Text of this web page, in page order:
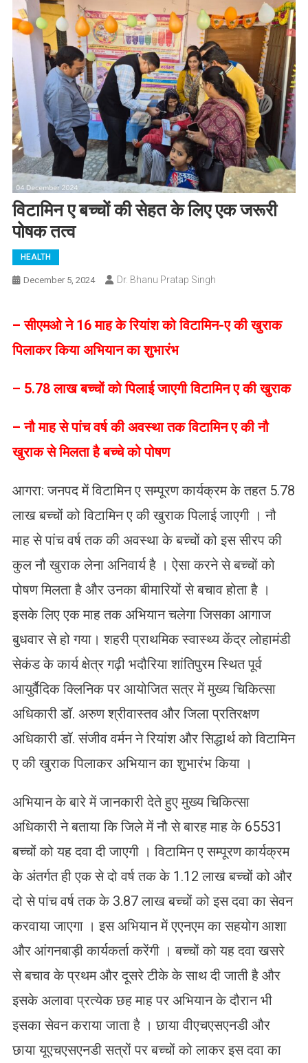
विटामिन ए बच्चों की सेहत के लिए एक जरूरी
पोषक तत्व
HEALTH
December 5, 2024 Dr. Bhanu Pratap Singh
– सीएमओ ने 16 माह के रियांश को विटामिन-ए की खुराक
पिलाकर किया अभियान का शुभारंभ
– 5.78 लाख बच्चों को पिलाई जाएगी विटामिन ए की खुराक
– नौ माह से पांच वर्ष की अवस्था तक विटामिन ए की नौ
खुराक से मिलता है बच्चे को पोषण
आगरा: जनपद में विटामिन ए सम्पूरण कार्यक्रम के तहत 5.78
लाख बच्चों को विटामिन ए की खुराक पिलाई जाएगी । नौ
माह से पांच वर्ष तक की अवस्था के बच्चों को इस सीरप की
कुल नौ खुराक लेना अनिवार्य है । ऐसा करने से बच्चों को
पोषण मिलता है और उनका बीमारियों से बचाव होता है ।
इसके लिए एक माह तक अभियान चलेगा जिसका आगाज
बुधवार से हो गया। शहरी प्राथमिक स्वास्थ्य केंद्र लोहामंडी
सेकंड के कार्य क्षेत्र गढ़ी भदौरिया शांतिपुरम स्थित पूर्व
आयुर्वैदिक क्लिनिक पर आयोजित सत्र में मुख्य चिकित्सा
अधिकारी डॉ. अरुण श्रीवास्तव और जिला प्रतिरक्षण
अधिकारी डॉ. संजीव वर्मन ने रियांश और सिद्धार्थ को विटामिन
ए की खुराक पिलाकर अभियान का शुभारंभ किया ।
अभियान के बारे में जानकारी देते हुए मुख्य चिकित्सा
अधिकारी ने बताया कि जिले में नौ से बारह माह के 65531
बच्चों को यह दवा दी जाएगी । विटामिन ए सम्पूरण कार्यक्रम
के अंतर्गत ही एक से दो वर्ष तक के 1.12 लाख बच्चों को और
दो से पांच वर्ष तक के 3.87 लाख बच्चों को इस दवा का सेवन
करवाया जाएगा । इस अभियान में एएनएम का सहयोग आशा
और आंगनबाड़ी कार्यकर्ता करेंगी । बच्चों को यह दवा खसरे
से बचाव के प्रथम और दूसरे टीके के साथ दी जाती है और
इसके अलावा प्रत्येक छह माह पर अभियान के दौरान भी
इसका सेवन कराया जाता है । छाया वीएचएसएनडी और
छाया यूएचएसएनडी सत्रों पर बच्चों को लाकर इस दवा का